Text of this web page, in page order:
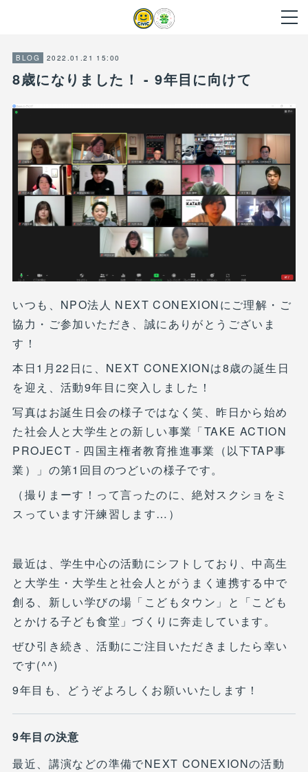
BLOG 2022.01.21 15:00
8歳になりました！ - 9年目に向けて
いつも、NPO法人 NEXT CONEXIONにご理解・ご
協力・ご参加いただき、誠にありがとうございま
す！
本日1月22日に、NEXT CONEXIONは8歳の誕生日
を迎え、活動9年目に突入しました！
写真はお誕生日会の様子ではなく笑、昨日から始め
た社会人と大学生との新しい事業「TAKE ACTION
PROJECT - 四国主権者教育推進事業（以下TAP事
業）」の第1回目のつどいの様子です。
（撮りまーす！って言ったのに、絶対スクショをミ
スっています汗練習します…）
最近は、学生中心の活動にシフトしており、中高生
と大学生・大学生と社会人とがうまく連携する中で
創る、新しい学びの場「こどもタウン」と「こども
とかける子ども食堂」づくりに奔走しています。
ぜひ引き続き、活動にご注目いただきましたら幸い
です(^^)
9年目も、どうぞよろしくお願いいたします！
9年目の決意
最近、講演などの準備でNEXT CONEXIONの活動